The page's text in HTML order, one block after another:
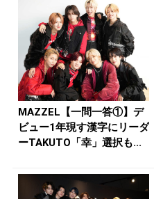
MAZZEL【一問一答①】デ
ビュー1年現す漢字にリーダ
ーTAKUTO「幸」選択も...